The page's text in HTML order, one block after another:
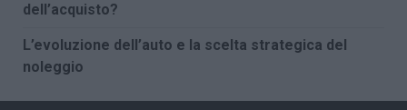
dell’acquisto?
L’evoluzione dell’auto e la scelta strategica del
noleggio